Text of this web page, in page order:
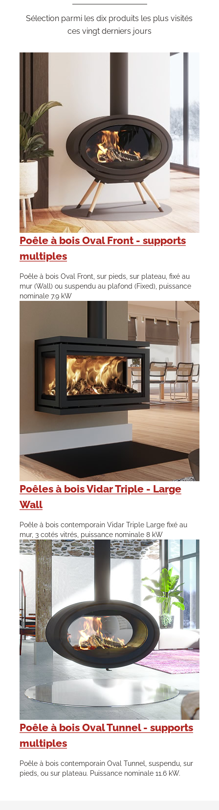
Sélection parmi les dix produits les plus visités
ces vingt derniers jours
Poêle à bois Oval Front - supports
multiples
Poêle à bois Oval Front, sur pieds, sur plateau, fixé au
mur (Wall) ou suspendu au plafond (Fixed), puissance
nominale 7.9 kW
Poêles à bois Vidar Triple - Large
Wall
Poêle à bois contemporain Vidar Triple Large fixé au
mur, 3 cotés vitrés, puissance nominale 8 kW
Poêle à bois Oval Tunnel - supports
multiples
Poêle à bois contemporain Oval Tunnel, suspendu, sur
pieds, ou sur plateau. Puissance nominale 11.6 kW.